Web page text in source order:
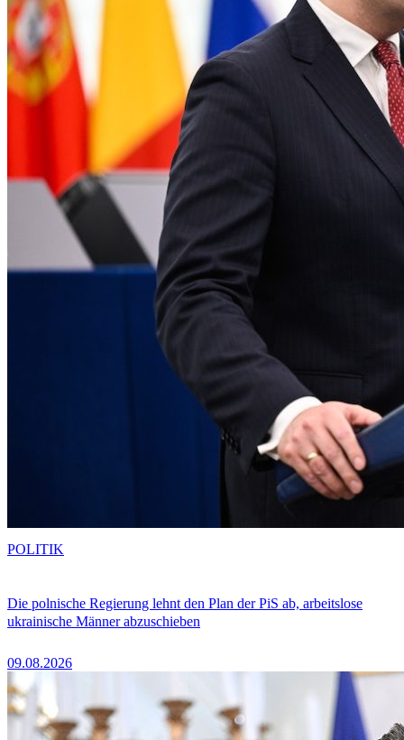
Die polnische Regierung lehnt den Plan der PiS ab, arbeitslose
ukrainische Männer abzuschieben
09.08.2026
POLITIK